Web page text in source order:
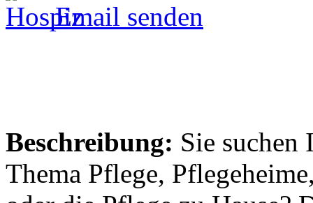
Email senden
Beschreibung: Sie suchen
Thema Pflege,